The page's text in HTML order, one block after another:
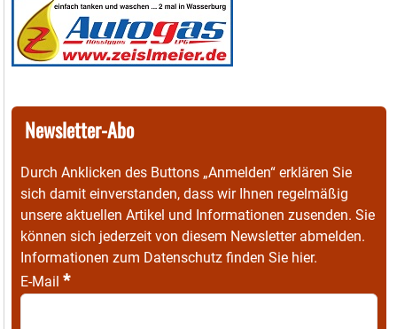
Newsletter-Abo
Durch Anklicken des Buttons „Anmelden“ erklären Sie
sich damit einverstanden, dass wir Ihnen regelmäßig
unsere aktuellen Artikel und Informationen zusenden. Sie
können sich jederzeit von diesem Newsletter abmelden.
Informationen zum Datenschutz finden Sie hier.
E-Mail *